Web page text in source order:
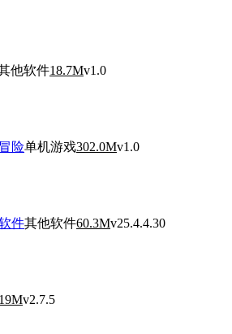
他软件18.7Mv1.0
险单机游戏302.0Mv1.0
件其他软件60.3Mv25.4.4.30
19Mv2.7.5